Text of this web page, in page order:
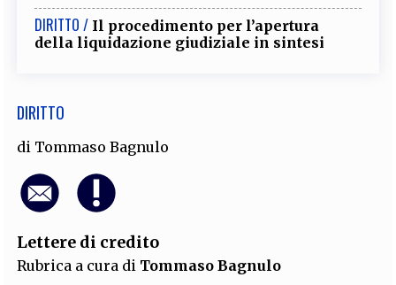
DIRITTO / Il procedimento per l’apertura
della liquidazione giudiziale in sintesi
DIRITTO
di Tommaso Bagnulo
Lettere di credito
Rubrica a cura di Tommaso Bagnulo